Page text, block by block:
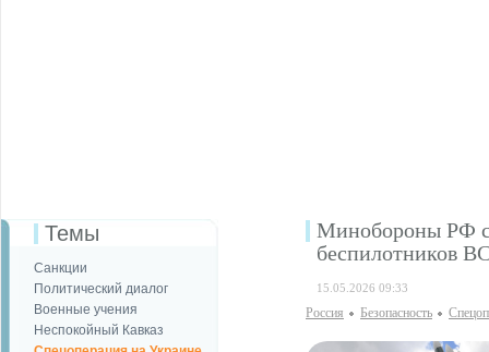
Темы
Санкции
Политический диалог
Военные учения
Неспокойный Кавказ
Минобороны РФ
беспилотников
15.05.2026 09:33
Россия Безопаcность